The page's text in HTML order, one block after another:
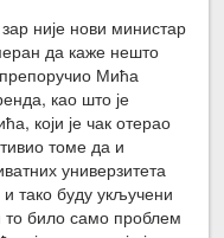
није нови министар
да каже нешто
Мића
као што је
који је чак отерао
томе да и
универзитета
тако буду укључени
то било само проблем